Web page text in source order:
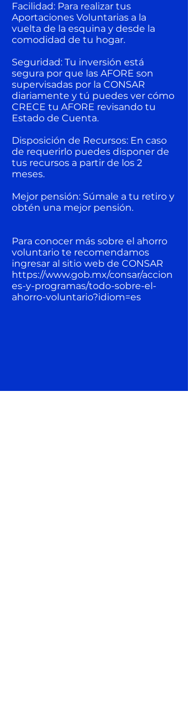
Facilidad: Para realizar tus
Aportaciones Voluntarias a la
vuelta de la esquina y desde la
comodidad de tu hogar.
Seguridad: Tu inversión está
segura por que las AFORE son
supervisadas por la CONSAR
diariamente y tú puedes ver cómo
CRECE tu AFORE revisando tu
Estado de Cuenta.
Disposición de Recursos: En caso
de requerirlo puedes disponer de
tus recursos a partir de los 2
meses.
Mejor pensión: Súmale a tu retiro y
obtén una mejor pensión.
Para conocer más sobre el ahorro
voluntario te recomendamos
ingresar al sitio web de CONSAR
https://www.gob.mx/consar/accion
es-y-programas/todo-sobre-el-
ahorro-voluntario?idiom=es